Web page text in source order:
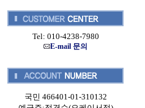
Tel: 010-4238-7980
E-mail 문의
국민 466401-01-310132